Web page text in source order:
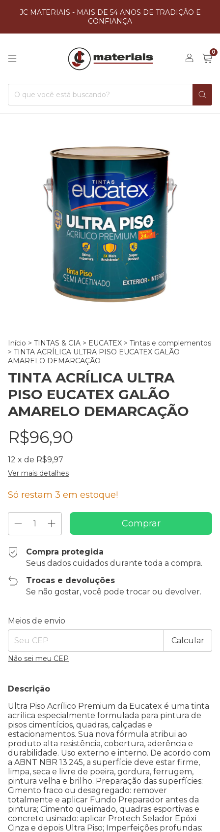
JC MATERIAIS - MAIS DE 54 ANOS DE TRADIÇÃO E
CONFIANÇA
0
Início > TINTAS & CIA > EUCATEX > Tintas e complementos
> TINTA ACRÍLICA ULTRA PISO EUCATEX GALÃO
AMARELO DEMARCAÇÃO
TINTA ACRÍLICA ULTRA
PISO EUCATEX GALÃO
AMARELO DEMARCAÇÃO
R$96,90
12 x de R$9,97
Ver mais detalhes
Só restam 3 em estoque!
Compra protegida
Seus dados cuidados durante toda a compra.
Trocas e devoluções
Se não gostar, você pode trocar ou devolver.
Entregas para o CEP:
Meios de envio
Calcular
Não sei meu CEP
Descrição
Ultra Piso Acrílico Premium da Eucatex é uma tinta
acrílica especialmente formulada para pintura de
pisos cimentícios, quadras, calçadas e
estacionamentos. Sua nova fórmula atribui ao
produto alta resistência, cobertura, aderência e
durabilidade. Uso externo e interno. De acordo com
a ABNT NBR 13.245, a superfície deve estar firme,
limpa, seca e livre de poeira, gordura, ferrugem,
pintura velha e brilho. Preparação das superfícies:
Cimento fraco ou desagregado: remover
totalmente e aplicar Fundo Preparador antes da
pintura; Cimento queimado, quadras esportivas e
concreto usinado: aplicar Protech Selador Epóxi
Cinza e depois Ultra Piso; Imperfeições profundas: